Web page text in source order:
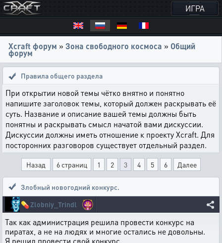
ИГРА
Xcraft форум » Зона свободного космоса » Общий
форум
Правила общего раздела
При открытии новой темы чётко внятно и понятно
напишите заголовок темы, который должен раскрывать её
суть. Название и описание вашей темы должны быть
понятны и раскрывать смысл начатой вами дискуссии.
Дискуссии должны иметь отношение к проекту Xcraft. Для
посторонних разговоров существует отдельный раздел.
Назад 6 страниц 1 2 3 4 5 6 Далее
Злобный новогодний конкурс.
💊Zlobniy_Trindl
Так как администрация решила провести конкурс на
пиратах, а не на людях и многие остались не довольны.
Я решил провести свой конкурс.